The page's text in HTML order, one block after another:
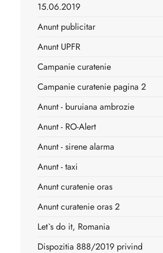
15.06.2019
Anunt publicitar
Anunt UPFR
Campanie curatenie
Campanie curatenie pagina 2
Anunt - buruiana ambrozie
Anunt - RO-Alert
Anunt - sirene alarma
Anunt - taxi
Anunt curatenie oras
Anunt curatenie oras 2
Let`s do it, Romania
Dispozitia 888/2019 privind